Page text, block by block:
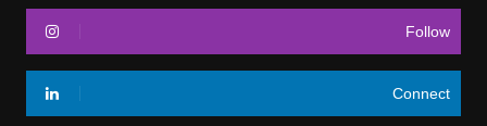
Follow
Connect